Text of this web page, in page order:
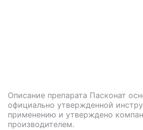
Описание препарата Пасконат
официально утвержденной
применению и утверждено
производителем.